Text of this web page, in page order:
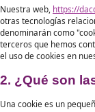
1.
Nuestra web,
otras tecnologías
denominarán como
terceros que
el uso de cookies en